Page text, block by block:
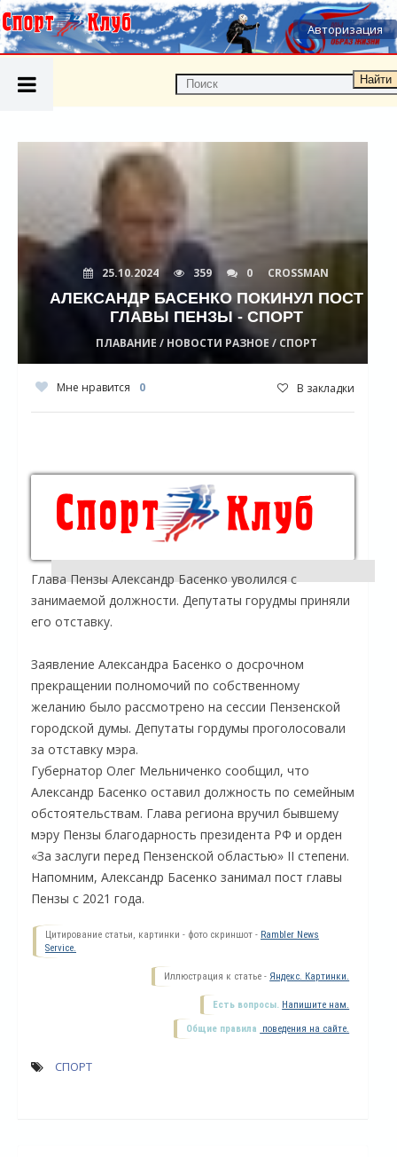
Авторизация
Найти
25.10.2024 359 0 CROSSMAN
АЛЕКСАНДР БАСЕНКО ПОКИНУЛ ПОСТ
ГЛАВЫ ПЕНЗЫ - СПОРТ
ПЛАВАНИЕ / НОВОСТИ РАЗНОЕ / СПОРТ
Мне нравится 0 В закладки
Глава Пензы Александр Басенко уволился с
занимаемой должности. Депутаты горудмы приняли
его отставку.
Заявление Александра Басенко о досрочном
прекращении полномочий по собственному
желанию было рассмотрено на сессии Пензенской
городской думы. Депутаты гордумы проголосовали
за отставку мэра.
Губернатор Олег Мельниченко сообщил, что
Александр Басенко оставил должность по семейным
обстоятельствам. Глава региона вручил бывшему
мэру Пензы благодарность президента РФ и орден
«За заслуги перед Пензенской областью» II степени.
Напомним, Александр Басенко занимал пост главы
Пензы с 2021 года.
Цитирование статьи, картинки - фото скриншот - Rambler News
Service.
Иллюстрация к статье - Яндекс. Картинки.
Есть вопросы. Напишите нам.
Общие правила поведения на сайте.
СПОРТ